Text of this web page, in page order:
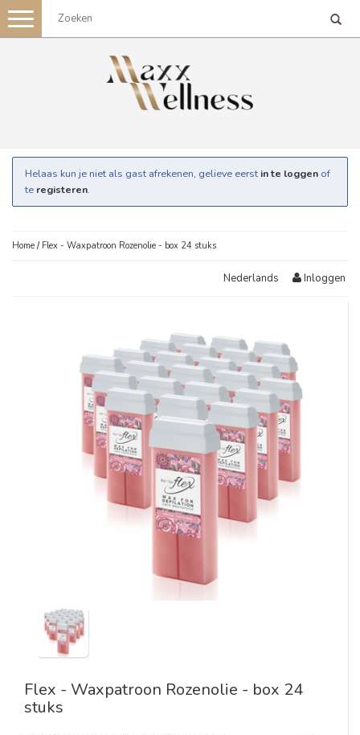
Toggle
navigation
Helaas kun je niet als gast afrekenen, gelieve eerst in te loggen of
te registeren.
Home / Flex - Waxpatroon Rozenolie - box 24 stuks
Nederlands Inloggen
Flex - Waxpatroon Rozenolie - box 24
stuks